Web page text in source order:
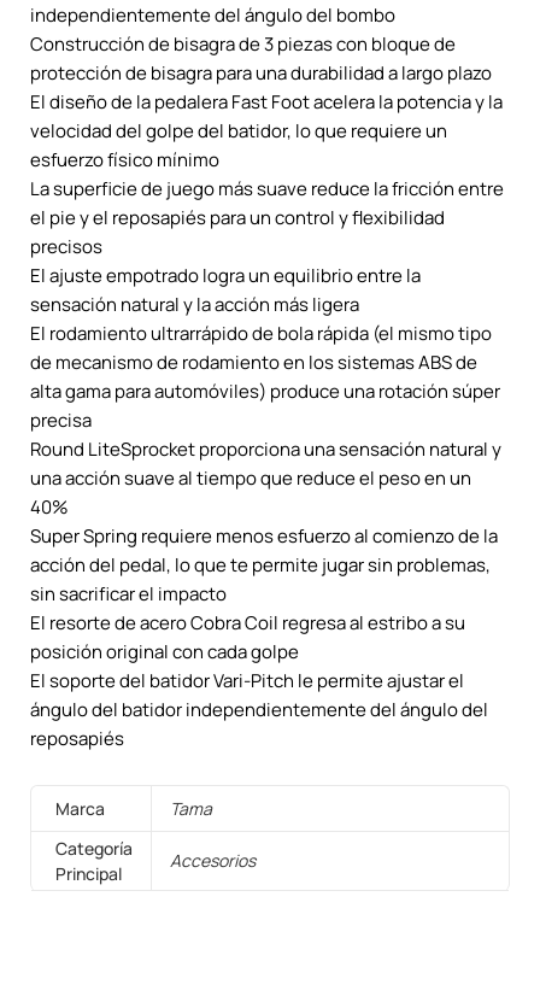
independientemente del ángulo del bombo
Construcción de bisagra de 3 piezas con bloque de
protección de bisagra para una durabilidad a largo plazo
El diseño de la pedalera Fast Foot acelera la potencia y la
velocidad del golpe del batidor, lo que requiere un
esfuerzo físico mínimo
La superficie de juego más suave reduce la fricción entre
el pie y el reposapiés para un control y flexibilidad
precisos
El ajuste empotrado logra un equilibrio entre la
sensación natural y la acción más ligera
El rodamiento ultrarrápido de bola rápida (el mismo tipo
de mecanismo de rodamiento en los sistemas ABS de
alta gama para automóviles) produce una rotación súper
precisa
Round LiteSprocket proporciona una sensación natural y
una acción suave al tiempo que reduce el peso en un
40%
Super Spring requiere menos esfuerzo al comienzo de la
acción del pedal, lo que te permite jugar sin problemas,
sin sacrificar el impacto
El resorte de acero Cobra Coil regresa al estribo a su
posición original con cada golpe
El soporte del batidor Vari-Pitch le permite ajustar el
ángulo del batidor independientemente del ángulo del
reposapiés
Marca
Tama
Categoría
Principal
Accesorios